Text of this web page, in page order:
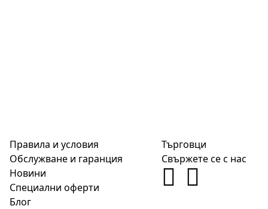
Правила и условия
Обслужване и гаранция
Новини
Специални оферти
Блог
Търговци
Свържете се с нас